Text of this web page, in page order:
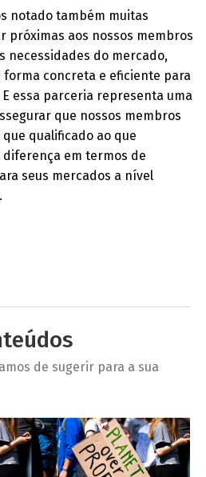
notado também muitas
próximas aos nossos membros
necessidades do mercado,
concreta e eficiente para
essa parceria representa uma
que nossos membros
qualificado ao que
em termos de
seus mercados a nível
de sugerir para a sua